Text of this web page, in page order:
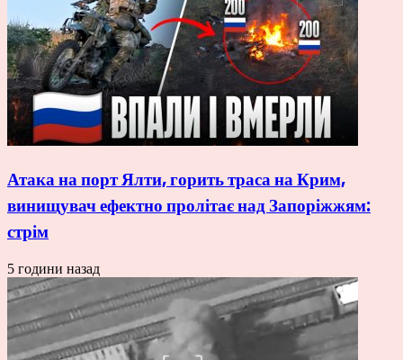
Атака на порт Ялти, горить траса на Крим,
винищувач ефектно пролітає над Запоріжжям:
стрім
5 години назад